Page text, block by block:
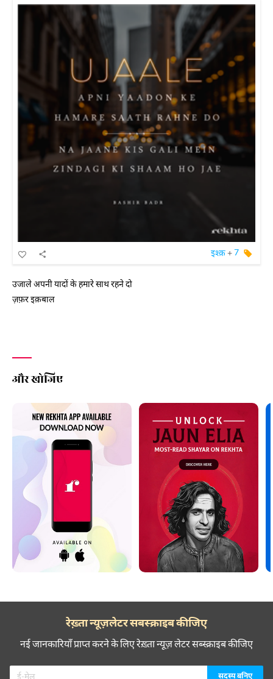
इश्क़+7
उजाले अपनी यादों के हमारे साथ रहने दो
ज़फ़र इक़बाल
और खोजिए
रेख़्ता न्यूज़लेटर सबस्क्राइब कीजिए
नई जानकारियाँ प्राप्त करने के लिए रेख़्ता न्यूज़ लेटर सब्स्क्राइब कीजिए